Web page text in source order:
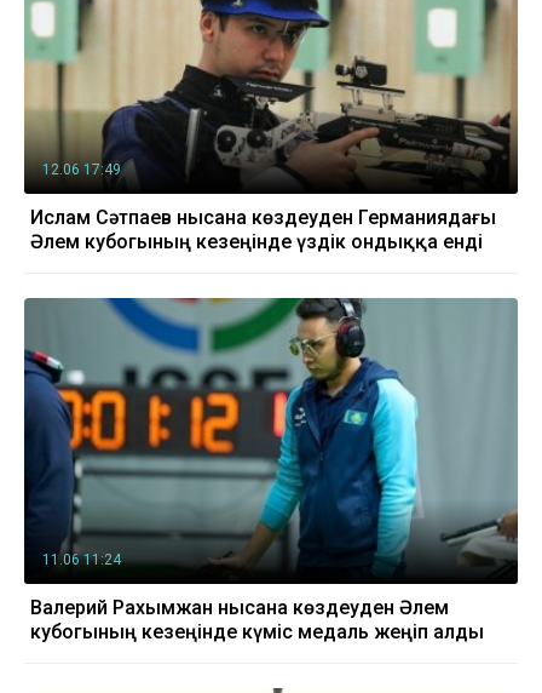
12.06 17:49
Ислам Сәтпаев нысана көздеуден Германиядағы
Әлем кубогының кезеңінде үздік ондыққа енді
11.06 11:24
Валерий Рахымжан нысана көздеуден Әлем
кубогының кезеңінде күміс медаль жеңіп алды